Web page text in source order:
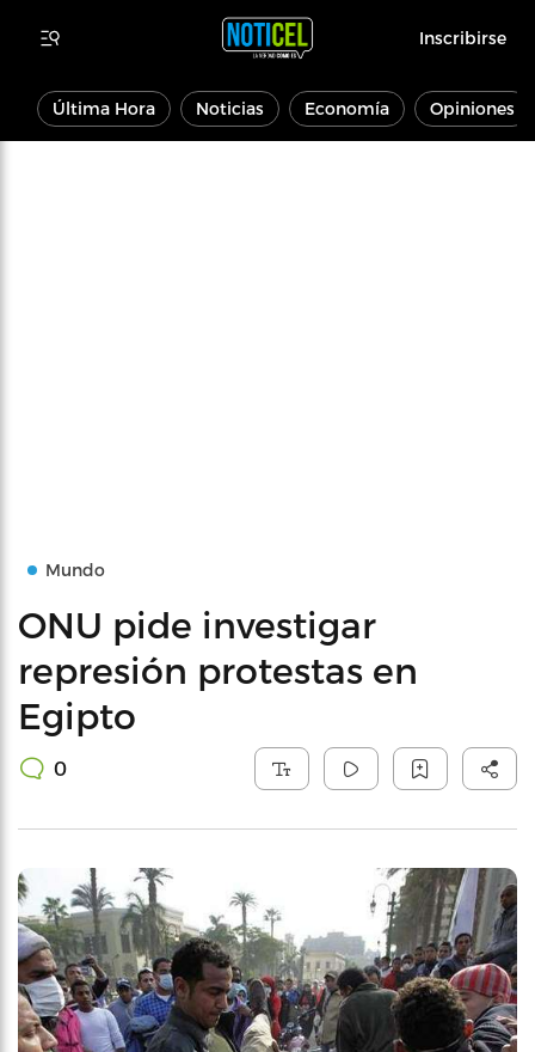
Inscribirse
Última Hora Noticias Economía Opiniones
Mundo
ONU pide investigar
represión protestas en
Egipto
0